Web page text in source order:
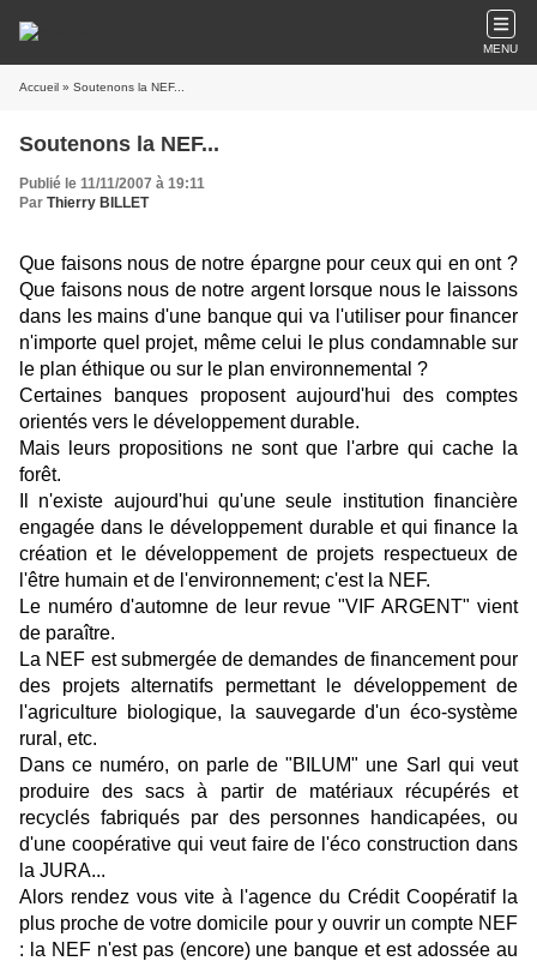
MENU
Accueil » Soutenons la NEF...
Soutenons la NEF...
Publié le 11/11/2007 à 19:11
Par Thierry BILLET
Que faisons nous de notre épargne pour ceux qui en ont ?
Que faisons nous de notre argent lorsque nous le laissons
dans les mains d'une banque qui va l'utiliser pour financer
n'importe quel projet, même celui le plus condamnable sur
le plan éthique ou sur le plan environnemental ?
Certaines banques proposent aujourd'hui des comptes
orientés vers le développement durable.
Mais leurs propositions ne sont que l'arbre qui cache la
forêt.
Il n'existe aujourd'hui qu'une seule institution financière
engagée dans le développement durable et qui finance la
création et le développement de projets respectueux de
l'être humain et de l'environnement; c'est la NEF.
Le numéro d'automne de leur revue "VIF ARGENT" vient
de paraître.
La NEF est submergée de demandes de financement pour
des projets alternatifs permettant le développement de
l'agriculture biologique, la sauvegarde d'un éco-système
rural, etc.
Dans ce numéro, on parle de "BILUM" une Sarl qui veut
produire des sacs à partir de matériaux récupérés et
recyclés fabriqués par des personnes handicapées, ou
d'une coopérative qui veut faire de l'éco construction dans
la JURA...
Alors rendez vous vite à l'agence du Crédit Coopératif la
plus proche de votre domicile pour y ouvrir un compte NEF
: la NEF n'est pas (encore) une banque et est adossée au